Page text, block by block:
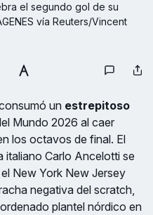
el segundo gol de su
vía Reuters/Vincent
un estrepitoso
Mundo 2026 al caer
los octavos de final. El
italiano Carlo Ancelotti se
New York New Jersey
negativa del scratch,
plantel nórdico en